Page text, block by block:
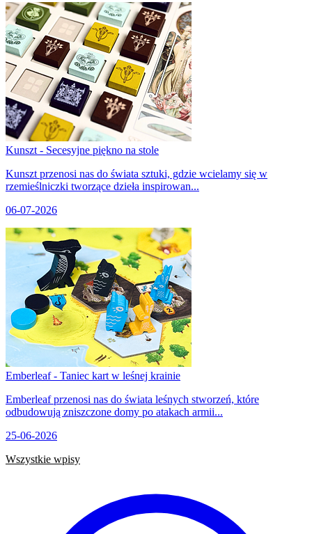
Kunszt - Secesyjne piękno na stole
Kunszt przenosi nas do świata sztuki, gdzie wcielamy się w
rzemieślniczki tworzące dzieła inspirowan...
06-07-2026
Emberleaf - Taniec kart w leśnej krainie
Emberleaf przenosi nas do świata leśnych stworzeń, które
odbudowują zniszczone domy po atakach armii...
25-06-2026
Wszystkie wpisy